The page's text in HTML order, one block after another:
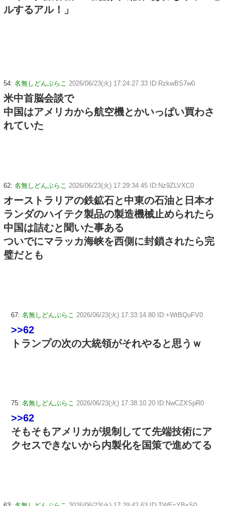
ルするアル！」
54: 名無しどんぶらこ 2026/06/23(火) 17:24:27.33 ID:RzkwBS7w0
米中首脳会談で
中国はアメリカから航空機とかいっぱい買わさ
れていた
62: 名無しどんぶらこ 2026/06/23(火) 17:29:34.45 ID:Nz9ZLVXC0
オーストラリアの鉄鉱石と中東の石油と日本オ
ランダのハイテク製品の製造機械止められたら
中国は詰むと聞いた事ある
ついでにマラッカ海峡を西側に封鎖されたら完
璧だとも
67: 名無しどんぶらこ 2026/06/23(火) 17:33:14.80 ID:+WtBQuFV0
>>62
トランプの次の大統領がそれやると思うｗ
75: 名無しどんぶらこ 2026/06/23(火) 17:38:10.20 ID:NwCZXSpR0
>>62
そもそもアメリカが規制してて先端技術にア
クセスできないから内製化を国策で進めてる